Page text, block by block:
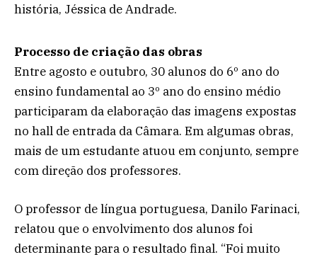
história, Jéssica de Andrade.
Processo de criação das obras
Entre agosto e outubro, 30 alunos do 6º ano do
ensino fundamental ao 3º ano do ensino médio
participaram da elaboração das imagens expostas
no hall de entrada da Câmara. Em algumas obras,
mais de um estudante atuou em conjunto, sempre
com direção dos professores.
O professor de língua portuguesa, Danilo Farinaci,
relatou que o envolvimento dos alunos foi
determinante para o resultado final. “Foi muito